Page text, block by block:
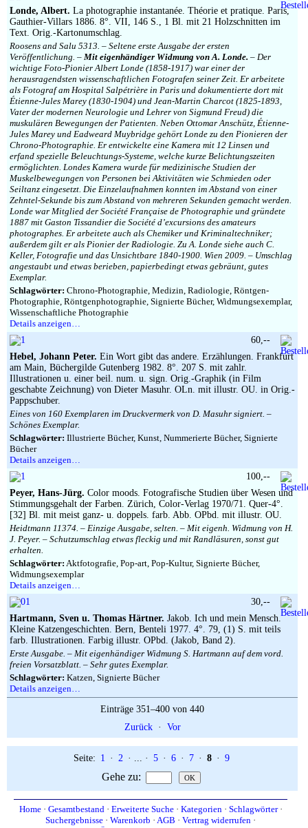
Londe, Albert. La photographie instantanée. Théorie et pratique. Paris,
Gauthier-Villars 1886. 8°. VII, 146 S., 1 Bl. mit 21 Holzschnitten im
Text. Orig.-Kartonumschlag.
Roosens and Salu 5313. – Seltene erste Ausgabe der ersten
Veröffentlichung. – Mit eigenhändiger Widmung von A. Londe. – Der
wichtige Foto-Pionier Albert Londe (1858-1917) war einer der
herausragendsten wissenschaftlichen Fotografen seiner Zeit. Er arbeitete
als Fotograf am Hospital Salpétrière in Paris und dokumentierte dort mit
Étienne-Jules Marey (1830-1904) und Jean-Martin Charcot (1825-1893,
Vater der modernen Neurologie und Lehrer von Sigmund Freud) die
muskulären Bewegungen der Patienten. Neben Ottomar Anschütz, Étienne-
Jules Marey und Eadweard Muybridge gehört Londe zu den Pionieren der
Chrono-Photographie. Er entwickelte eine Kamera mit 12 Linsen und
erfand spezielle Beleuchtungs-Systeme, welche kurze Belichtungszeiten
ermöglichten. Londes Kamera wurde für medizinische Studien der
Muskelbewegungen von Personen bei Aktivitäten wie Schmieden oder
Seiltanz eingesetzt. Die Einzelaufnahmen konnten im Abstand von einer
Zehntel-Sekunde bis zum Abstand von mehreren Sekunden gemacht werden.
Londe war Mitglied der Société Française de Photographie und gründete
1887 mit Gaston Tissandier die Société d’excursions des amateurs
photographes. Er arbeitete auch als Chemiker und Kriminaltechniker;
außerdem gilt er als Pionier der Radiologie. Zu A. Londe siehe auch C.
Keller, Fotografie und das Unsichtbare 1840-1900. Wien 2009. – Umschlag
angestaubt und etwas berieben, papierbedingt etwas gebräunt, gutes
Exemplar.
Schlagwörter: Chrono-Photographie, Medizin, Radiologie, Röntgen-
Photographie, Röntgenphotographie, Signierte Bücher, Widmungsexemplar,
Wissenschaftliche Photographie
Details anzeigen…
Hebel, Johann Peter. Ein Wort gibt das andere. Erzählungen. Frankfurt
am Main, Büchergilde Gutenberg 1982. 8°. 207 S. mit zahlr.
Illustrationen u. einer beil. num. u. sign. Orig.-Graphik (in Film
geschabte Zeichnung) von Dieter Masuhr. OLn. mit illustr. OU. in Orig.-
Pappschuber.
Eines von 160 Exemplaren im Druckvermerk von D. Masuhr signiert. –
Schönes Exemplar.
Schlagwörter: Illustrierte Bücher, Kunst, Nummerierte Bücher, Signierte
Bücher
Details anzeigen…
60,--
Peyer, Hans-Jürg. Color moods. Fotografische Studien über Wesen und
Stimmungsgehalt der Farben. Zürich, Color-Verlag 1970/71. Quer-4°.
[32] Bl. mit meist ganz- u. doppels. farb. Abb. OPbd. mit illustr. OU.
Heidtmann 11374. – Einzige Ausgabe, selten. – Mit eigenh. Widmung von H.
J. Peyer. – Schutzumschlag etwas fleckig und mit Randläsuren, sonst gut
erhalten.
Schlagwörter: Aktfotografie, Pop-art, Pop-Kultur, Signierte Bücher,
Widmungsexemplar
Details anzeigen…
100,--
Hartmann, Sven u. Thomas Härtner. Jakob. Ich und mein Mensch.
Kleine Katzengeschichten. Bern, Benteli 1977. 4°. 79, (1) S. mit teils
farb. Illustrationen. Farbig illustr. OPbd. (Jakob, Band 2).
Erste Ausgabe. – Mit eigenhändiger Widmung S. Hartmann auf dem vord.
freien Vorsatzblatt. – Sehr gutes Exemplar.
Schlagwörter: Katzen, Signierte Bücher
Details anzeigen…
30,--
Einträge 351–400 von 440
Zurück
· Vor
Seite: 1 · 2 · ... · 5 · 6 · 7 · 8 · 9
Gehe zu:
Home· Gesamtbestand· Erweiterte Suche· Kategorien· Schlagwörter·
Suchergebnisse · Warenkorb · AGB · Vertrag widerrufen ·